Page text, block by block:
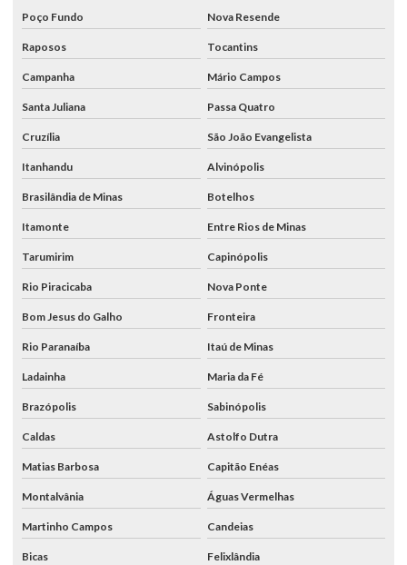
Poço Fundo Nova Resende
Raposos Tocantins
Campanha Mário Campos
Santa Juliana Passa Quatro
Cruzília São João Evangelista
Itanhandu Alvinópolis
Brasilândia de Minas Botelhos
Itamonte Entre Rios de Minas
Tarumirim Capinópolis
Rio Piracicaba Nova Ponte
Bom Jesus do Galho Fronteira
Rio Paranaíba Itaú de Minas
Ladainha Maria da Fé
Brazópolis Sabinópolis
Caldas Astolfo Dutra
Matias Barbosa Capitão Enéas
Montalvânia Águas Vermelhas
Martinho Campos Candeias
Bicas Felixlândia